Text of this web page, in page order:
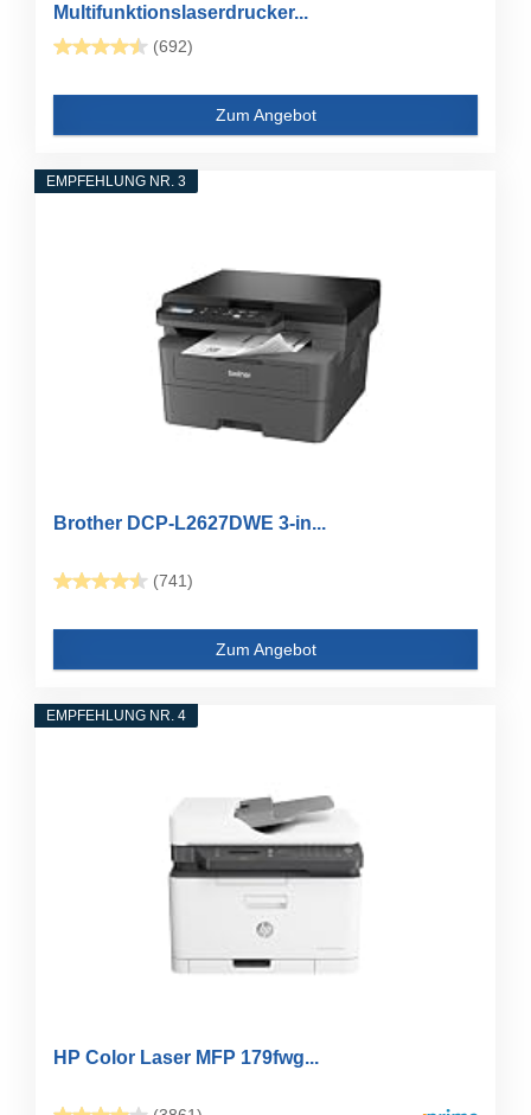
Multifunktionslaserdrucker...
(692)
Zum Angebot
EMPFEHLUNG NR. 3
Brother DCP-L2627DWE 3-in...
(741)
Zum Angebot
EMPFEHLUNG NR. 4
HP Color Laser MFP 179fwg...